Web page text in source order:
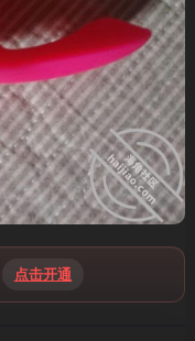
点击开通